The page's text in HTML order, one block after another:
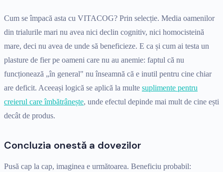
Cum se împacă asta cu VITACOG? Prin selecție. Media oamenilor
din trialurile mari nu avea nici declin cognitiv, nici homocisteină
mare, deci nu avea de unde să beneficieze. E ca și cum ai testa un
plasture de fier pe oameni care nu au anemie: faptul că nu
funcționează „în general" nu înseamnă că e inutil pentru cine chiar
are deficit. Aceeași logică se aplică la multe suplimente pentru
creierul care îmbătrânește, unde efectul depinde mai mult de cine ești
decât de produs.
Concluzia onestă a dovezilor
Pusă cap la cap, imaginea e următoarea. Beneficiu probabil: